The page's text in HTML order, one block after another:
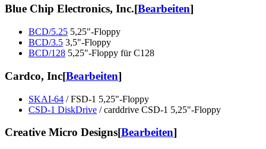
Blue Chip Electronics, Inc.[Bearbeiten]
BCD/5.25 5,25"-Floppy
BCD/3.5 3,5"-Floppy
BCD/128 5,25"-Floppy für C128
Cardco, Inc[Bearbeiten]
SKAI-64 / FSD-1 5,25"-Floppy
CSD-1 DiskDrive / carddrive CSD-1 5,25"-Floppy
Creative Micro Designs[Bearbeiten]